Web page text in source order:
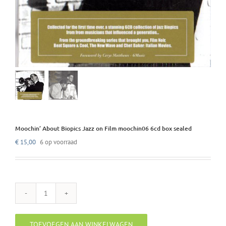
Moochin’ About Biopics Jazz on Film moochin06 6cd box sealed
€ 15,00 6 op voorraad
Moochin'
Biopics